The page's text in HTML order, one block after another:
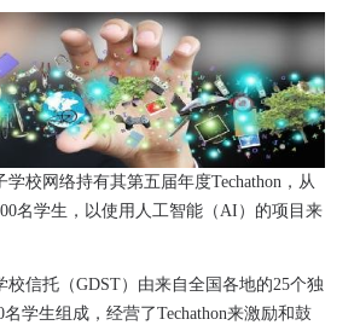
学校网络持有其第五届年度Techathon，从
名学生，以使用人工智能（AI）的项目来
校信托（GDST）由来自全国各地的25个独
学生组成，经营了Techathon来激励和鼓